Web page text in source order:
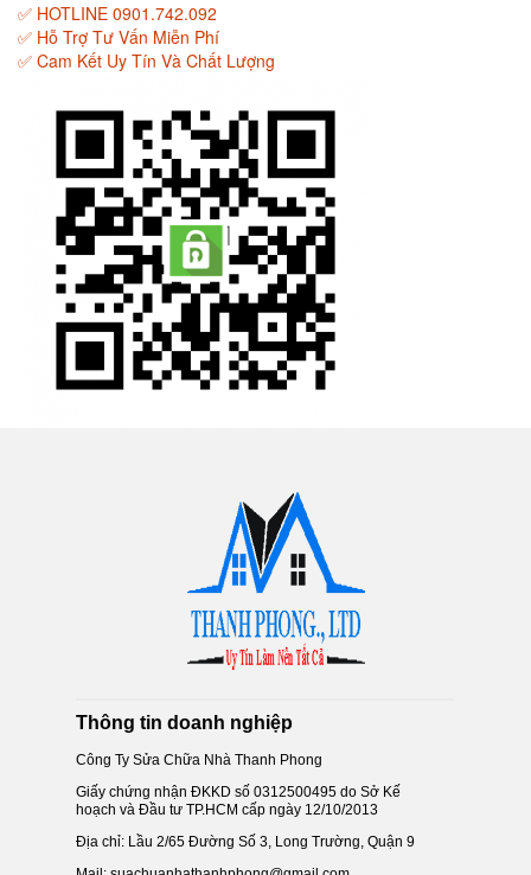
✅ HOTLINE 0901.742.092
✅ Hỗ Trợ Tư Vấn Miễn Phí
✅ Cam Kết Uy Tín Và Chất Lượng
Thông tin doanh nghiệp
Công Ty Sửa Chữa Nhà Thanh Phong
Giấy chứng nhận ĐKKD số 0312500495 do Sở Kế
hoạch và Đầu tư TP.HCM cấp ngày 12/10/2013
Địa chỉ: Lầu 2/65 Đường Số 3, Long Trường, Quận 9